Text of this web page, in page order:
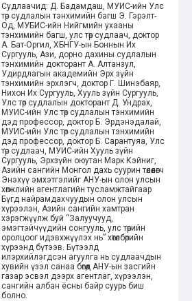
Судлаачид: Д. Бадамдаш, МУИС-ийн Улс
төр судлалын тэнхимийн багш Э. Гэрэлт-
Од, МУБИС-ийн Нийгмийн ухааны
тэнхимийн багш, улс төр судлаач, доктор
А. Бат-Оргил, ХБНГУ-ын Боннын Их
Сургууль, Ази, дорно дахины судлалын
тэнхимийн докторант А. Алтанзул,
Удирдлагын академийн Эрх зүйн
тэнхимийн эрхлэгч, доктор Г. Шинэбаяр,
Нихон Их Сургууль, Хууль зүйн Сургууль,
Улс төр судлалын докторант Д. Ундрах,
МУИС-ийн Улс төр судлалын тэнхимийн
дэд профессор, доктор Б. Эрдэнэдалай,
МУИС-ийн Улс төр судлалын тэнхимийн
дэд профессор, доктор Б. Сарантуяа, Улс
төр судлаач, МУИС-ийн Хууль зүйн
Сургууль, Эрхзүйн оюутан Марк Кэйниг,
Азийн сангийн Монгол дахь суурин төлөөлөгч
Энэхүү эмхэтгэлийг АНУ-ын олон улсын
хөгжлийн агентлагийн тусламжтайгаар
Бүгд найрамдахчуудын олон улсын
хүрээлэн, Азийн сангийн хамтран
хэрэгжүүлж буй “Залуучууд,
эмэгтэйчүүдийн сонгууль, улс төрийн
оролцоог идэвхжүүлэх нь” хөтөлбөрийн
хүрээнд бүтээв. Бүтээлд
илэрхийлэгдсэн агуулга нь судлаачдын
хувийн үзэл санаа бөгөөд АНУ-ын засгийн
газар эсвэл дээрх агентлаг, хүрээлэн,
сангийн албан ёсны байр суурь биш
болно.